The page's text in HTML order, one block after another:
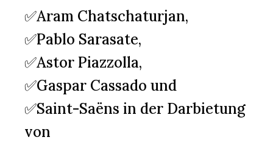
✅Aram Chatschaturjan,
✅Pablo Sarasate,
✅Astor Piazzolla,
✅Gaspar Cassado und
✅Saint-Saëns in der Darbietung
von